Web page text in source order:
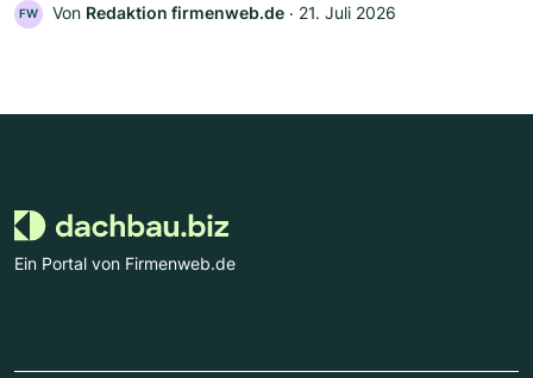
FW Von Redaktion firmenweb.de ‧ 21. Juli 2026
Ein Portal von Firmenweb.de